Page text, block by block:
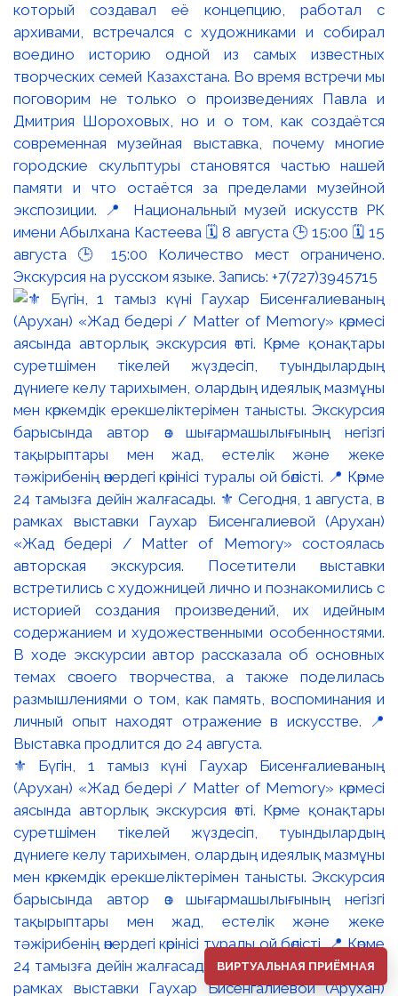
который создавал её концепцию, работал с
архивами, встречался с художниками и собирал
воедино историю одной из самых известных
творческих семей Казахстана. Во время встречи мы
поговорим не только о произведениях Павла и
Дмитрия Шороховых, но и о том, как создаётся
современная музейная выставка, почему многие
городские скульптуры становятся частью нашей
памяти и что остаётся за пределами музейной
экспозиции. 📍 Национальный музей искусств РК
имени Абылхана Кастеева 🗓 8 августа 🕒 15:00 🗓 15
августа 🕒 15:00 Количество мест ограничено.
Экскурсия на русском языке. Запись: +7(727)3945715
⚜️ Бүгін, 1 тамыз күні Гаухар Бисенғалиеваның
(Арухан) «Жад бедері / Matter of Memory» көрмесі
аясында авторлық экскурсия өтті. Көрме қонақтары
суретшімен тікелей жүздесіп, туындылардың
дүниеге келу тарихымен, олардың идеялық мазмұны
мен көркемдік ерекшеліктерімен танысты. Экскурсия
барысында автор өз шығармашылығының негізгі
тақырыптары мен жад, естелік және жеке
тәжірибенің өнердегі көрінісі туралы ой бөлісті. 📍 Көрме
24 тамызға дейін жалғасады. ⚜️ Сегодня, 1 августа, в
рамках выставки Гаухар Бисенгалиевой (Арухан)
ВИРТУАЛЬНАЯ ПРИЁМНАЯ